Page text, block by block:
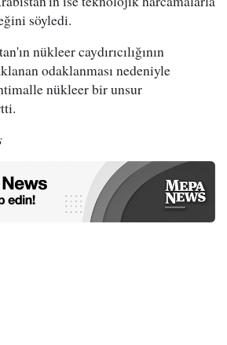
söyledi.
nükleer caydırıcılığının
odaklanması nedeniyle
nükleer bir unsur